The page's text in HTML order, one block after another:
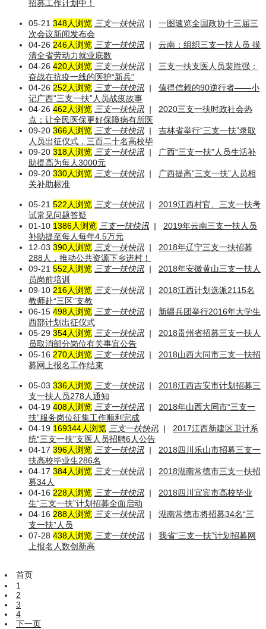
招募工作计划中！
05-21 348人浏览 三支一扶快讯 |
一图速览全国政协十三届三
次会议新闻发布会
04-26 246人浏览 三支一扶快讯 |
云南：组织三支一扶人员 摸
清全省劳动力就业底数
04-26 420人浏览 三支一扶快讯 |
三支一扶支医人员裴胜强：
奋战在抗疫一线的医护“新兵”
04-26 252人浏览 三支一扶快讯 |
值得信赖的90逆行者——小
记广西“三支一扶”人员战疫故事
04-26 462人浏览 三支一扶快讯 |
2020三支一扶时政社会热
点：让全民医保更好保障病有所医
09-20 366人浏览 三支一扶快讯 |
吉林省举行“三支一扶”录取
人员出征仪式，三百二十名高校毕
09-20 318人浏览 三支一扶快讯 |
广西“三支一扶”人员生活补
助提高为每人3000元
09-20 330人浏览 三支一扶快讯 |
广西提高“三支一扶”人员相
关补助标准
05-21 522人浏览 三支一扶快讯 |
2019江西村官、三支一扶考
试常见问题答疑
01-10 1386人浏览 三支一扶快讯 |
2019年云南三支一扶人员
补助提至每人每年4.5万元
12-03 390人浏览 三支一扶快讯 |
2018年辽宁三支一扶招募
288人，推动公共资源下乡进村！
09-21 552人浏览 三支一扶快讯 |
2018年安徽黄山三支一扶人
员岗前培训
09-10 216人浏览 三支一扶快讯 |
2018江西计划选派2115名
教师赴“三区”支教
06-15 498人浏览 三支一扶快讯 |
新疆兵团举行2016年大学生
西部计划出征仪式
05-29 354人浏览 三支一扶快讯 |
2018贵州省招募三支一扶人
员取消部分岗位有关事宜公告
05-16 270人浏览 三支一扶快讯 |
2018山西大同市三支一扶招
募网上报名工作结束
05-03 336人浏览 三支一扶快讯 |
2018江西吉安市计划招募三
支一扶人员278人通知
04-19 408人浏览 三支一扶快讯 |
2018年山西大同市“三支一
扶”服务岗位征集工作顺利完成
04-19 169344人浏览 三支一扶快讯 |
2017江西新建区卫计系
统“三支一扶”支医人员招聘6人公告
04-17 396人浏览 三支一扶快讯 |
2018四川乐山市招募三支一
扶高校毕业生286名
04-17 384人浏览 三支一扶快讯 |
2018湖南常德市三支一扶招
募34人
04-16 228人浏览 三支一扶快讯 |
2018四川宜宾市高校毕业
生“三支一扶”计划招募全面启动
04-16 288人浏览 三支一扶快讯 |
湖南常德市将招募34名“三
支一扶”人员
07-28 438人浏览 三支一扶快讯 |
我省“三支一扶”计划招募网
上报名人数创新高
首页
1
2
3
4
下一页